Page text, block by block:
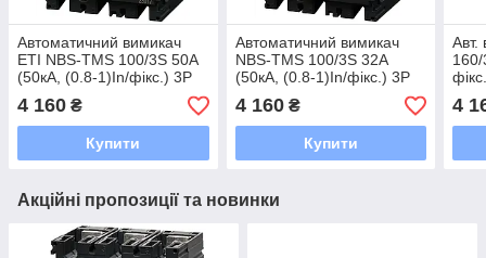
Автоматичний вимикач
ETI NBS-TMS 100/3S 50А
(50кА, (0.8-1)In/фікс.) 3P
4 160 ₴
Купити
Автоматичний вимикач
NBS-TMS 100/3S 32А
(50кА, (0.8-1)In/фікс.) 3P
4 160₴
Купити
Авт.
160/
4
Акційні пропозиції та новинки